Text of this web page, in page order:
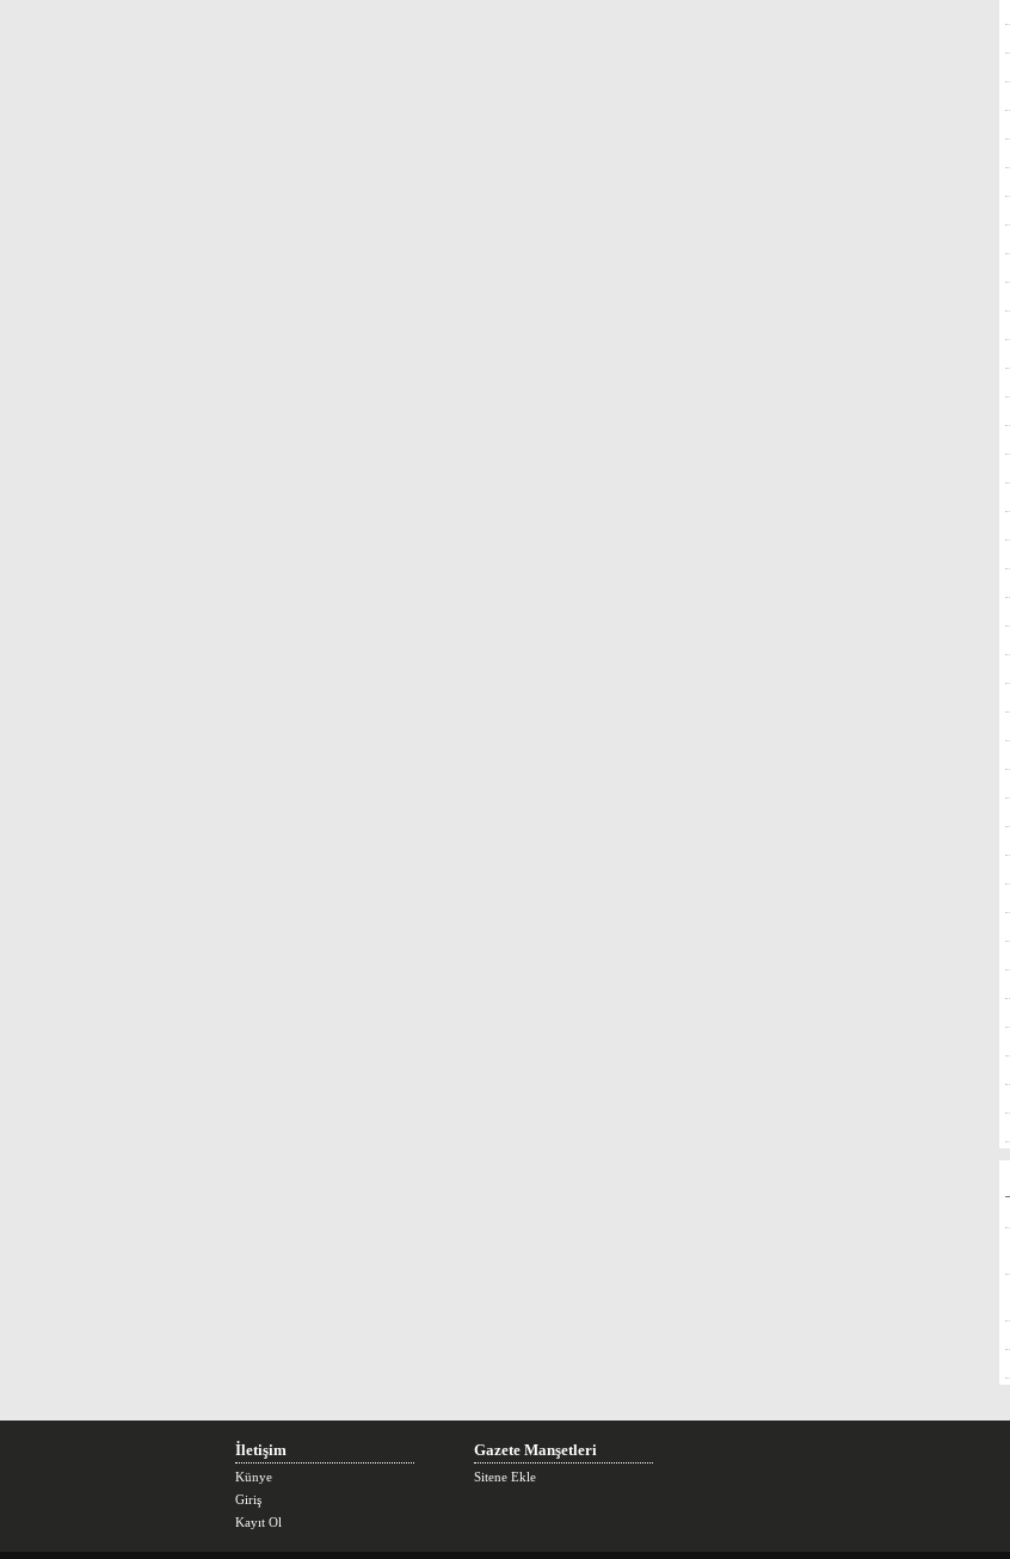
İletişim
Künye
Giriş
Kayıt Ol
Gazete Manşetleri
Sitene Ekle